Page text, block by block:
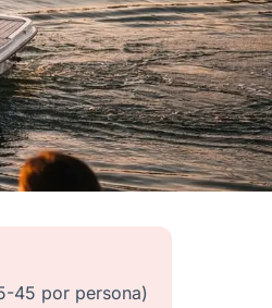
45 por persona)